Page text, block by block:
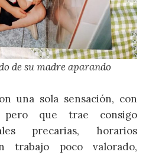
de su madre aparando
una sola sensación, con
pero que trae consigo
precarias, horarios
trabajo poco valorado,